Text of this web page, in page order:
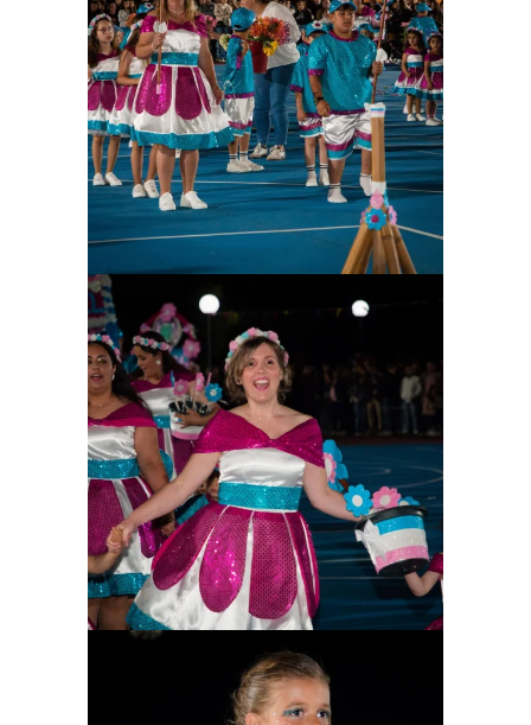
Ampliar
Ampliar